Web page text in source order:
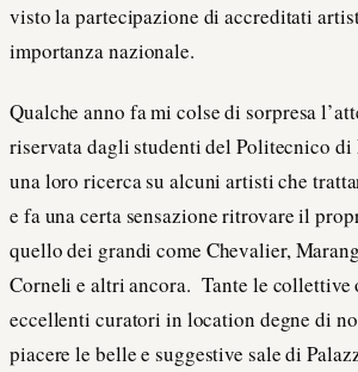
visto la partecipazione di accreditati
importanza nazionale.
Qualche anno fa mi colse di sorpresa
riservata dagli studenti del Politecnico
una loro ricerca su alcuni artisti che
e fa una certa sensazione ritrovare il
quello dei grandi come Chevalier,
Corneli e altri ancora. Tante le collettive
eccellenti curatori in location degne di
piacere le belle e suggestive sale di